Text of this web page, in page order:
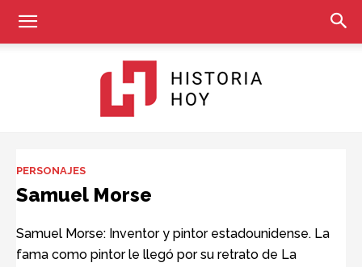
Hoy
PERSONAJES
Samuel Morse
Samuel Morse: Inventor y pintor estadounidense. La
fama como pintor le llegó por su retrato de La